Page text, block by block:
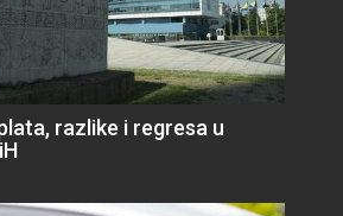
razlike i regresa u